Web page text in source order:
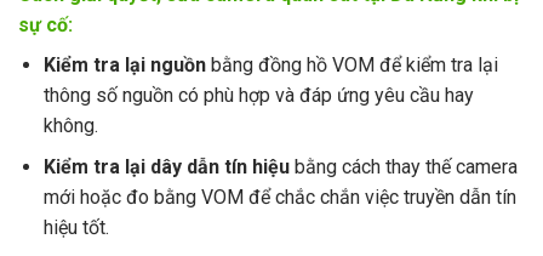
sự cố:
Kiểm tra lại nguồnbằng đồng hồ VOM để kiểm tra lại
thông số nguồn có phù hợp và đáp ứng yêu cầu hay
không.
Kiểm tra lại dây dẫn tín hiệubằng cách thay thế camera
mới hoặc đo bằng VOM để chắc chắn việc truyền dẫn tín
hiệu tốt.